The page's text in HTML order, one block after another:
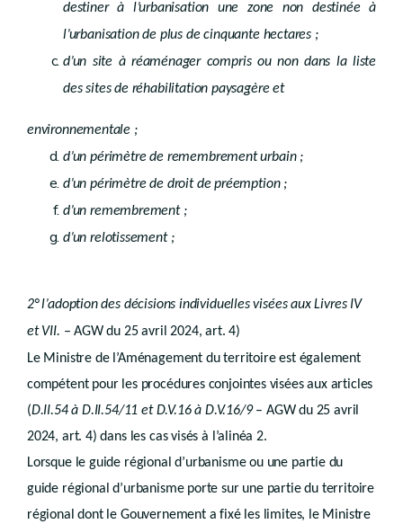
Section 2 Procédure
Section 3 Révision
Schémas communaux
Section 1re
Généralités
Section 2 Définition et contenu
Sous-section 1 Schéma de développement communal
Section 3
Section 4 Révision
Chapitre 4 Schéma d'orientation localvi des incidences environnementales
Chapitre 5 Abrogation
Chapitre 6
Effets juridiques et hiérarchie
Section 1re
Effets juridiques
Section 2 Hiérarchie
Section 1re
Généralités
Réseau des principales infrastructures de
Art.R.II.21-1
Art.R.II.21-2
Art.
Art. R.II.21-4
Sous-section 2 Objectifs et effets des périmètres de protection
Art.
Art.R.II.21-6
Art.R.II.21-7
destiner à l’urbanisation une zone non destinée à
l’urbanisation de plus de cinquante hectares ;
d’un site à réaménager compris ou non dans la liste
des sites de réhabilitation paysagère et
environnementale ;
d’un périmètre de remembrement urbain ;
d’un périmètre de droit de préemption ;
d’un remembrement ;
d’un relotissement ;
2° l’adoption des décisions individuelles visées aux Livres IV
et VII. – AGW du 25 avril 2024, art. 4)
Le Ministre de l’Aménagement du territoire est également
compétent pour les procédures conjointes visées aux articles
(D.II.54 à D.II.54/11 et D.V.16 à D.V.16/9– AGW du 25 avril
2024, art. 4) dans les cas visés à l’alinéa 2.
Lorsque le guide régional d’urbanisme ou une partie du
guide régional d’urbanisme porte sur une partie du territoire
régional dont le Gouvernement a fixé les limites, le Ministre